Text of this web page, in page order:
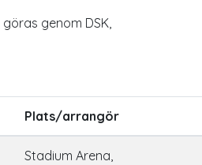
göras genom DSK,
Plats/arrangör
Stadium Arena,